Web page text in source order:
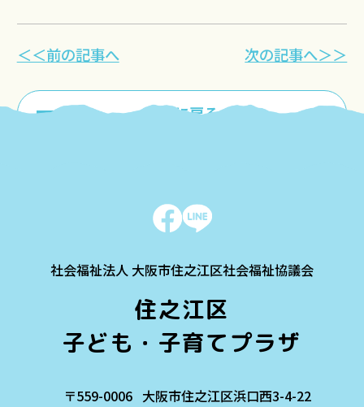
＜＜前の記事へ
一覧に戻る
次の記事へ＞＞
社会福祉法人 大阪市住之江区社会福祉協議会
住之江区
子ども・子育てプラザ
〒559-0006 大阪市住之江区浜口西3-4-22